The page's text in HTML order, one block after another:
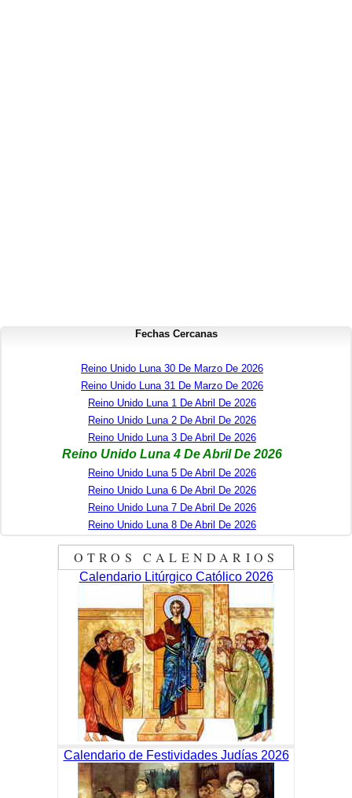
Fechas Cercanas
Reino Unido Luna 30 De Marzo De 2026
Reino Unido Luna 31 De Marzo De 2026
Reino Unido Luna 1 De Abril De 2026
Reino Unido Luna 2 De Abril De 2026
Reino Unido Luna 3 De Abril De 2026
Reino Unido Luna 4 De Abril De 2026
Reino Unido Luna 5 De Abril De 2026
Reino Unido Luna 6 De Abril De 2026
Reino Unido Luna 7 De Abril De 2026
Reino Unido Luna 8 De Abril De 2026
OTROS CALENDARIOS
Calendario Litúrgico Católico 2026
Calendario de Festividades Judías 2026